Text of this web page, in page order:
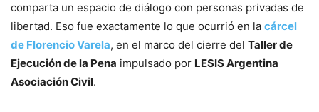
comparta un espacio de diálogo con personas privadas de
libertad. Eso fue exactamente lo que ocurrió en la cárcel
de Florencio Varela, en el marco del cierre del Taller de
Ejecución de la Pena impulsado por LESIS Argentina
Asociación Civil.